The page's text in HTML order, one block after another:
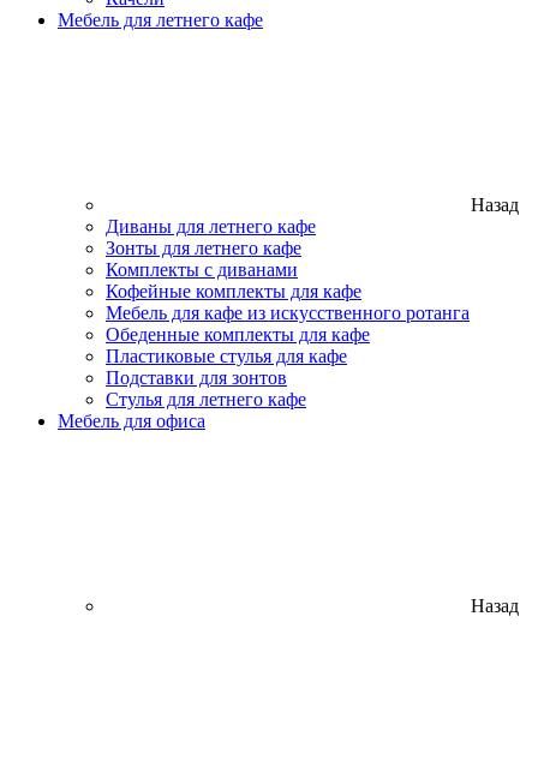
Мебель для летнего кафе
Назад
Диваны для летнего кафе
Зонты для летнего кафе
Комплекты с диванами
Кофейные комплекты для кафе
Мебель для кафе из искусственного ротанга
Обеденные комплекты для кафе
Пластиковые стулья для кафе
Подставки для зонтов
Стулья для летнего кафе
Мебель для офиса
Назад